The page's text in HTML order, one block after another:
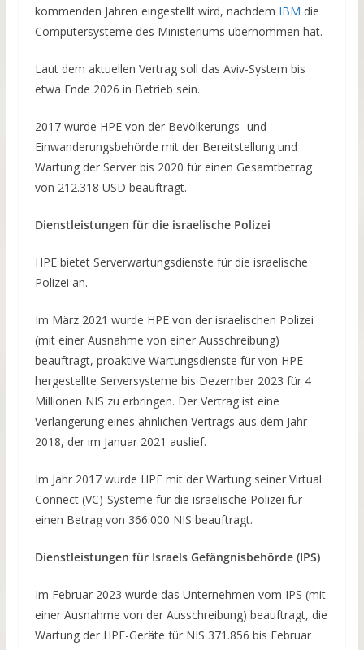
kommenden Jahren eingestellt wird, nachdem IBM die
Computersysteme des Ministeriums übernommen hat.
Laut dem aktuellen Vertrag soll das Aviv-System bis
etwa Ende 2026 in Betrieb sein.
2017 wurde HPE von der Bevölkerungs- und
Einwanderungsbehörde mit der Bereitstellung und
Wartung der Server bis 2020 für einen Gesamtbetrag
von 212.318 USD beauftragt.
Dienstleistungen für die israelische Polizei
HPE bietet Serverwartungsdienste für die israelische
Polizei an.
Im März 2021 wurde HPE von der israelischen Polizei
(mit einer Ausnahme von einer Ausschreibung)
beauftragt, proaktive Wartungsdienste für von HPE
hergestellte Serversysteme bis Dezember 2023 für 4
Millionen NIS zu erbringen. Der Vertrag ist eine
Verlängerung eines ähnlichen Vertrags aus dem Jahr
2018, der im Januar 2021 auslief.
Im Jahr 2017 wurde HPE mit der Wartung seiner Virtual
Connect (VC)-Systeme für die israelische Polizei für
einen Betrag von 366.000 NIS beauftragt.
Dienstleistungen für Israels Gefängnisbehörde (IPS)
Im Februar 2023 wurde das Unternehmen vom IPS (mit
einer Ausnahme von der Ausschreibung) beauftragt, die
Wartung der HPE-Geräte für NIS 371.856 bis Februar